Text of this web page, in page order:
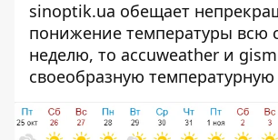
sinoptik.ua обещает
понижение температуры всю
неделю, то accuweather и
своеобразную температурную